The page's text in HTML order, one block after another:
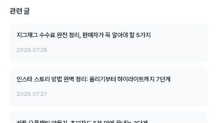
관련 글
지그재그 수수료 완전 정리, 판매자가 꼭 알아야 할 5가지
2026.07.28
인스타 스토리 방법 완벽 정리: 올리기부터 하이라이트까지 7단계
2026.07.27